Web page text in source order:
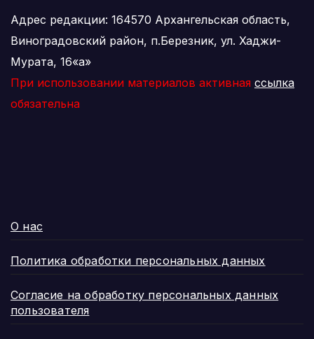
Адрес редакции: 164570 Архангельская область,
Виноградовский район, п.Березник, ул. Хаджи-
Мурата, 16«а»
При использовании материалов активная ссылка
обязательна
О нас
Политика обработки персональных данных
Согласие на обработку персональных данных
пользователя